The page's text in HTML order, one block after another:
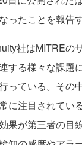
ったことを報告す
社はMITREの
する様々な課題
っている。その
に注目されてい
果が第三者の目